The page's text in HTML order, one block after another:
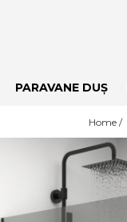
PARAVANE DUȘ
Home /